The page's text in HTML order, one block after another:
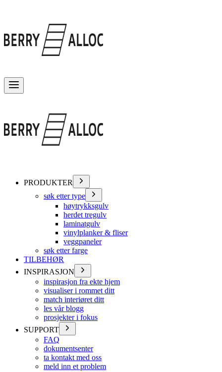
PRODUKTER
søk etter type
høytrykksgulv
herdet tregulv
laminatgulv
vinylplanker & fliser
veggpaneler
søk etter farge
TILBEHØR
INSPIRASJON
inspirasjon fra ekte hjem
visualiser i rommet ditt
match interiøret ditt
les vår blogg
prosjekter i fokus
SUPPORT
FAQ
dokumentsenter
ta kontakt med oss
meld inn et problem